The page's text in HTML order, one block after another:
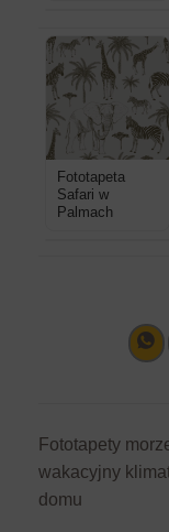
Fototapeta
Safari w
Palmach
Fototapety
wakacyjny
domu